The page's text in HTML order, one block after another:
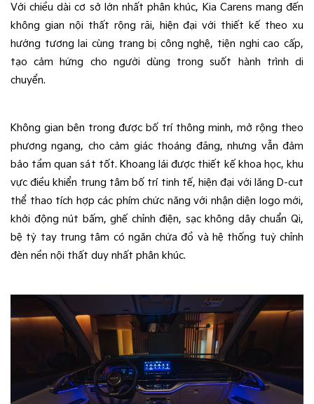
Với chiều dài cơ sở lớn nhất phân khúc, Kia Carens mang đến
không gian nội thất rộng rãi, hiện đại với thiết kế theo xu
hướng tương lai cùng trang bị công nghệ, tiện nghi cao cấp,
tạo cảm hứng cho người dùng trong suốt hành trình di
chuyển.
Không gian bên trong được bố trí thông minh, mở rộng theo
phương ngang, cho cảm giác thoáng đãng, nhưng vẫn đảm
bảo tầm quan sát tốt. Khoang lái được thiết kế khoa học, khu
vực điều khiển trung tâm bố trí tinh tế, hiện đại với lăng D-cut
thể thao tích hợp các phím chức năng với nhận diện logo mới,
khởi động nút bấm, ghế chỉnh điện, sạc không dây chuẩn Qi,
bệ tỳ tay trung tâm có ngăn chứa đồ và hệ thống tuỳ chỉnh
đèn nền nội thất duy nhất phân khúc.